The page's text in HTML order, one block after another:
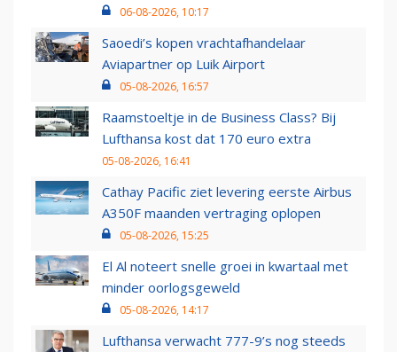
06-08-2026, 10:17
Saoedi’s kopen vrachtafhandelaar
Aviapartner op Luik Airport
05-08-2026, 16:57
Raamstoeltje in de Business Class? Bij
Lufthansa kost dat 170 euro extra
05-08-2026, 16:41
Cathay Pacific ziet levering eerste Airbus
A350F maanden vertraging oplopen
05-08-2026, 15:25
El Al noteert snelle groei in kwartaal met
minder oorlogsgeweld
05-08-2026, 14:17
Lufthansa verwacht 777-9’s nog steeds